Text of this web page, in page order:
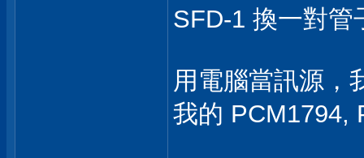
SFD-1 換一對管
用電腦當訊源，
我的 PCM1794,